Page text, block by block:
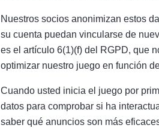
Nuestros socios anonimizan estos
su cuenta puedan vincularse de
es el artículo 6(1)(f) del RGPD, que
optimizar nuestro juego en función
Cuando usted inicia el juego por
datos para comprobar si ha
saber qué anuncios son más